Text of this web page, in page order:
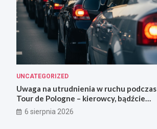
UNCATEGORIZED
Uwaga na utrudnienia w ruchu podczas
Tour de Pologne – kierowcy, bądźcie
przygotowani!
6 sierpnia 2026